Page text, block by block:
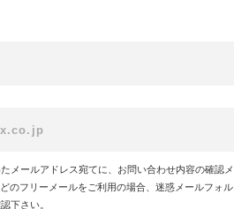
メールアドレス宛てに、お問い合わせ内容の確認メ
のフリーメールをご利用の場合、迷惑メールフォ
下さい。